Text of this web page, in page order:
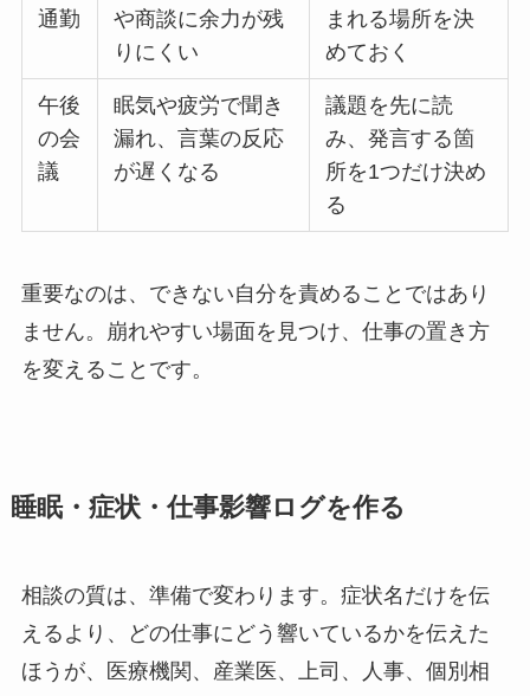
通勤
や商談に余力が残
りにくい
まれる場所を決
めておく
午後
の会
議
眠気や疲労で聞き
漏れ、言葉の反応
が遅くなる
議題を先に読
み、発言する箇
所を1つだけ決め
る
重要なのは、できない自分を責めることではあり
ません。崩れやすい場面を見つけ、仕事の置き方
を変えることです。
睡眠・症状・仕事影響ログを作る
相談の質は、準備で変わります。症状名だけを伝
えるより、どの仕事にどう響いているかを伝えた
ほうが、医療機関、産業医、上司、人事、個別相